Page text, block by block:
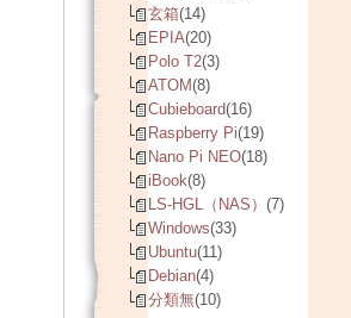
玄箱(14)
EPIA(20)
Polo T2(3)
ATOM(8)
Cubieboard(16)
Raspberry Pi(19)
Nano Pi NEO(18)
iBook(8)
LS-HGL（NAS） (7)
Windows(33)
Ubuntu(11)
Debian(4)
分類無(10)